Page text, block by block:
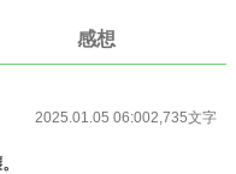
感想
2025.01.05 06:002,735文字